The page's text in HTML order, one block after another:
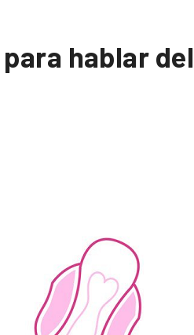
hablar del